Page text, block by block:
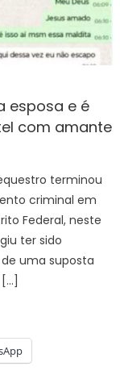
esposa e é
com amante
terminou
criminal em
Federal, neste
ter sido
uma suposta